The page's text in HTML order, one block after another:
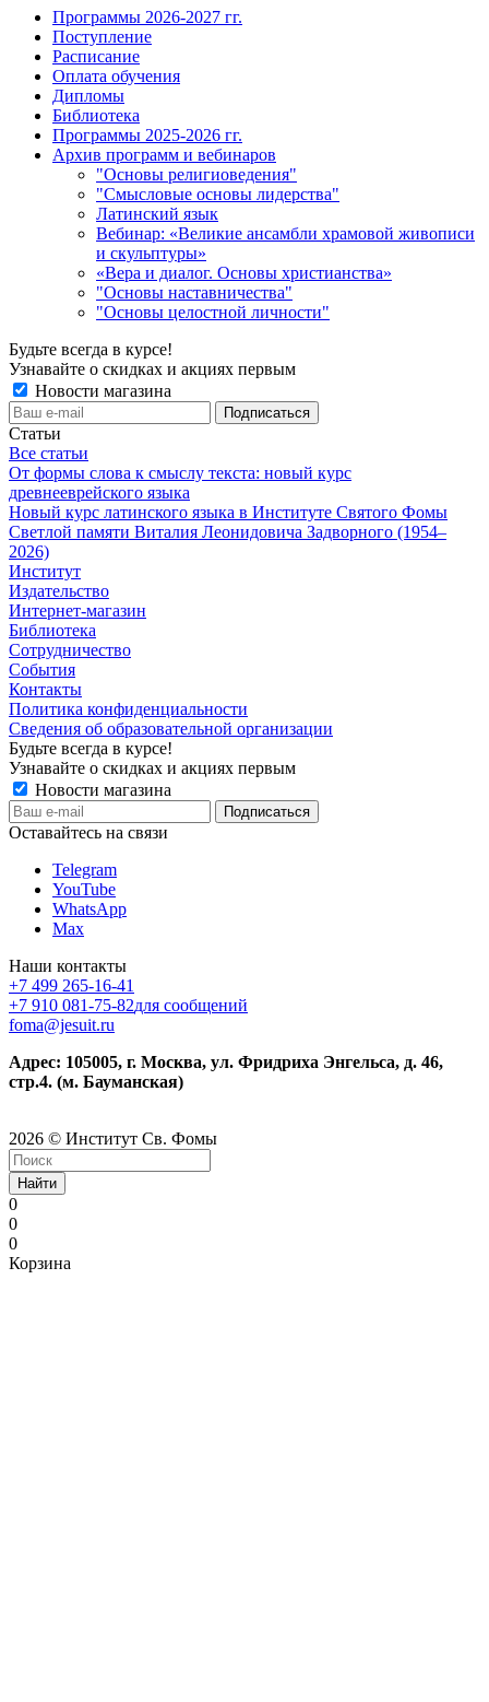
Программы 2026-2027 гг.
Поступление
Расписание
Оплата обучения
Дипломы
Библиотека
Программы 2025-2026 гг.
Архив программ и вебинаров
"Основы религиоведения"
"Смысловые основы лидерства"
Латинский язык
Вебинар: «Великие ансамбли храмовой живописи
и скульптуры»
«Вера и диалог. Основы христианства»
"Основы наставничества"
"Основы целостной личности"
Будьте всегда в курсе!
Узнавайте о скидках и акциях первым
Новости магазина
Статьи
Все статьи
От формы слова к смыслу текста: новый курс
древнееврейского языка
Новый курс латинского языка в Институте Святого Фомы
Светлой памяти Виталия Леонидовича Задворного (1954–
2026)
Институт
Издательство
Интернет-магазин
Библиотека
Сотрудничество
События
Контакты
Политика конфиденциальности
Сведения об образовательной организации
Будьте всегда в курсе!
Узнавайте о скидках и акциях первым
Новости магазина
Оставайтесь на связи
Telegram
YouTube
WhatsApp
Max
Наши контакты
+7 499 265-16-41
+7 910 081-75-82для сообщений
foma@jesuit.ru
Адрес: 105005, г. Москва, ул. Фридриха Энгельса, д. 46,
стр.4. (м. Бауманская)
2026 © Институт Св. Фомы
Найти
0
0
0
Корзина